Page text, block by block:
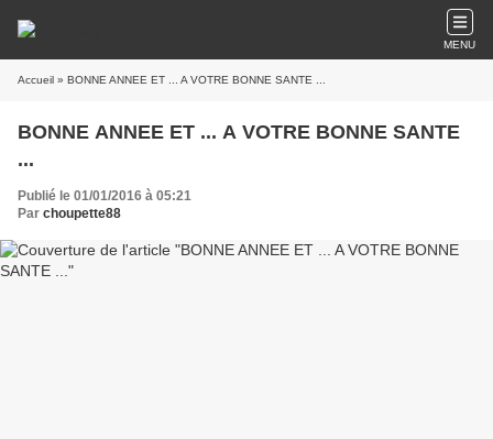
MENU
Accueil » BONNE ANNEE ET ... A VOTRE BONNE SANTE ...
BONNE ANNEE ET ... A VOTRE BONNE SANTE
...
Publié le 01/01/2016 à 05:21
Par choupette88